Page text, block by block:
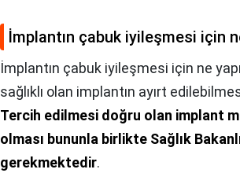
İmplantın çabuk iyileşmesi için
İmplantın çabuk iyileşmesi için ne
sağlıklı olan implantın ayırt
Tercih edilmesi doğru olan implant
olması bununla birlikte Sağlık
gerekmektedir.